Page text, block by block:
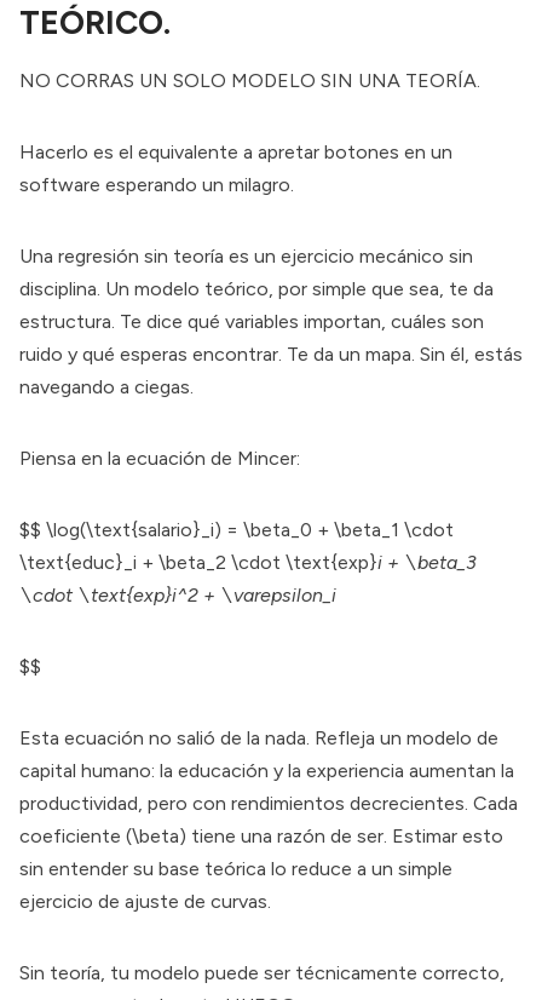
TEÓRICO.
NO CORRAS UN SOLO MODELO SIN UNA TEORÍA.
Hacerlo es el equivalente a apretar botones en un
software esperando un milagro.
Una regresión sin teoría es un ejercicio mecánico sin
disciplina. Un modelo teórico, por simple que sea, te da
estructura. Te dice qué variables importan, cuáles son
ruido y qué esperas encontrar. Te da un mapa. Sin él, estás
navegando a ciegas.
Piensa en la ecuación de Mincer:
$$ \log(\text{salario}_i) = \beta_0 + \beta_1 \cdot
\text{educ}_i + \beta_2 \cdot \text{exp}i + \beta_3
\cdot \text{exp}i^2 + \varepsilon_i
$$
Esta ecuación no salió de la nada. Refleja un modelo de
capital humano: la educación y la experiencia aumentan la
productividad, pero con rendimientos decrecientes. Cada
coeficiente (\beta) tiene una razón de ser. Estimar esto
sin entender su base teórica lo reduce a un simple
ejercicio de ajuste de curvas.
Sin teoría, tu modelo puede ser técnicamente correcto,